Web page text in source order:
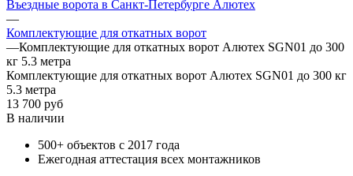
Въездные ворота в Санкт-Петербурге Алютех
—
Комплектующие для откатных ворот
—Комплектующие для откатных ворот Алютех SGN01 до 300
кг 5.3 метра
Комплектующие для откатных ворот Алютех SGN01 до 300 кг
5.3 метра
13 700 руб
В наличии
500+ объектов с 2017 года
Ежегодная аттестация всех монтажников